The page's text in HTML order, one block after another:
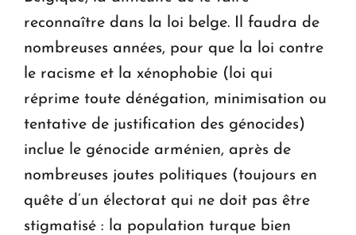
reconnaître dans la loi belge. Il faudra de
nombreuses années, pour que la loi contre
le racisme et la xénophobie (loi qui
réprime toute dénégation, minimisation ou
tentative de justification des génocides)
inclue le génocide arménien, après de
nombreuses joutes politiques (toujours en
quête d’un électorat qui ne doit pas être
stigmatisé : la population turque bien